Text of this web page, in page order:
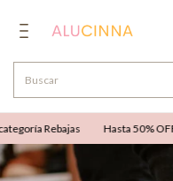
Rebajas Hasta 50% OFF